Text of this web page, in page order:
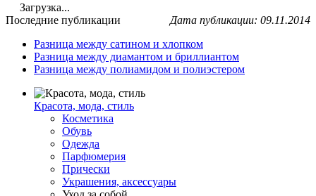
Загрузка...
Дата публикации: 09.11.2014
Последние публикации
Разница между сатином и хлопком
Разница между диамантом и бриллиантом
Разница между полиамидом и полиэстером
Красота, мода, стиль
Косметика
Обувь
Одежда
Парфюмерия
Прически
Украшения, аксессуары